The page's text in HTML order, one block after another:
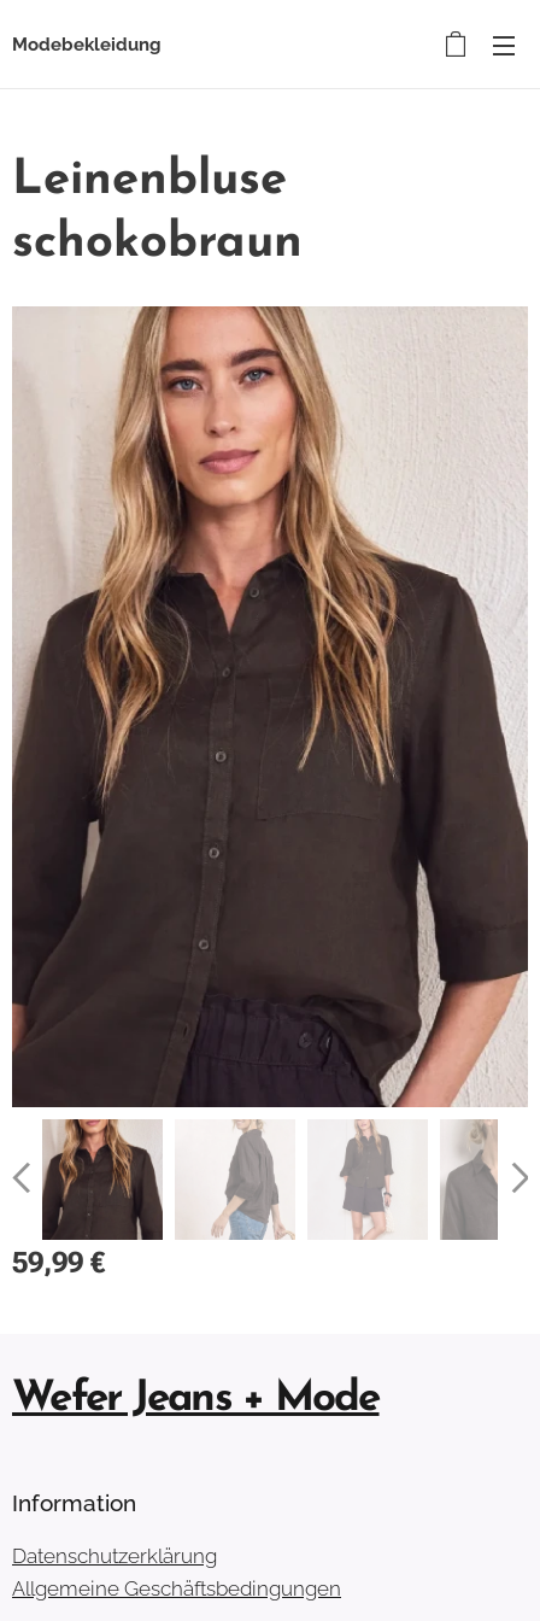
Modebekleidung
Leinenbluse
schokobraun
59,99 €
Wefer Jeans + Mode
Information
Datenschutzerklärung
Allgemeine Geschäftsbedingungen